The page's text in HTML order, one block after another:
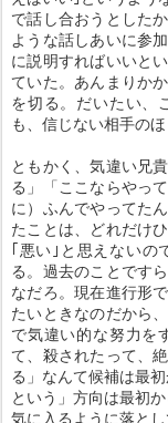
で話し合おうとした
ような話しあいに参
に説明すればいいと
ていた。あんまりか
を切る。だいたい、
も、信じない相手の
ともかく、気違い兄
る」「ここならやっ
に）ふんでやってた
たことは、どれだけ
｢悪い｣と思えないの
る。過去のことです
なだろ。現在進行形
たいときなのだから
で気違い的な努力を
て、殺されたって、
る」なんて候補は最
という」方向は最初
気に入るように落と